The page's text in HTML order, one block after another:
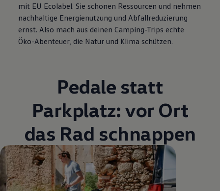
mit EU Ecolabel. Sie schonen Ressourcen und nehmen
nachhaltige Energienutzung und Abfallreduzierung
ernst. Also mach aus deinen Camping-Trips echte
Öko-Abenteuer, die Natur und Klima schützen.
Pedale statt
Parkplatz: vor Ort
das Rad schnappen